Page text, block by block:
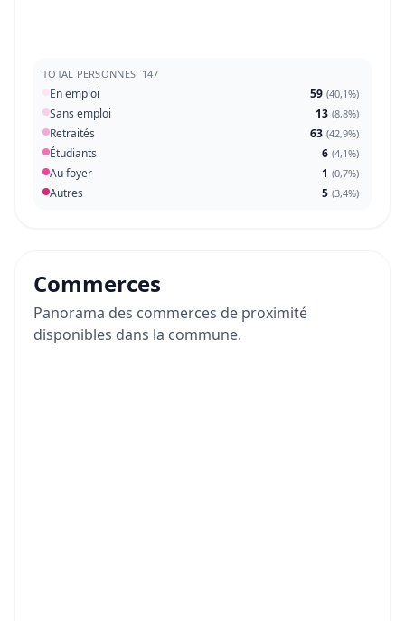
TOTAL PERSONNES: 147
En emploi 59 (40,1%)
Sans emploi 13 (8,8%)
Retraités 63 (42,9%)
Étudiants 6 (4,1%)
Au foyer 1 (0,7%)
Autres 5 (3,4%)
Commerces
Panorama des commerces de proximité
disponibles dans la commune.